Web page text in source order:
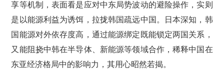
享等机制，表面看是应对中东局势波动的避险操作，实则
是以能源利益为诱饵，拉拢韩国疏远中国。日本深知，韩
国能源对外依存度高，通过能源绑定既能锁定两国关系，
又能阻挠中韩在半导体、新能源等领域合作，稀释中国在
东亚经济格局中的影响力，其用心昭然若揭。